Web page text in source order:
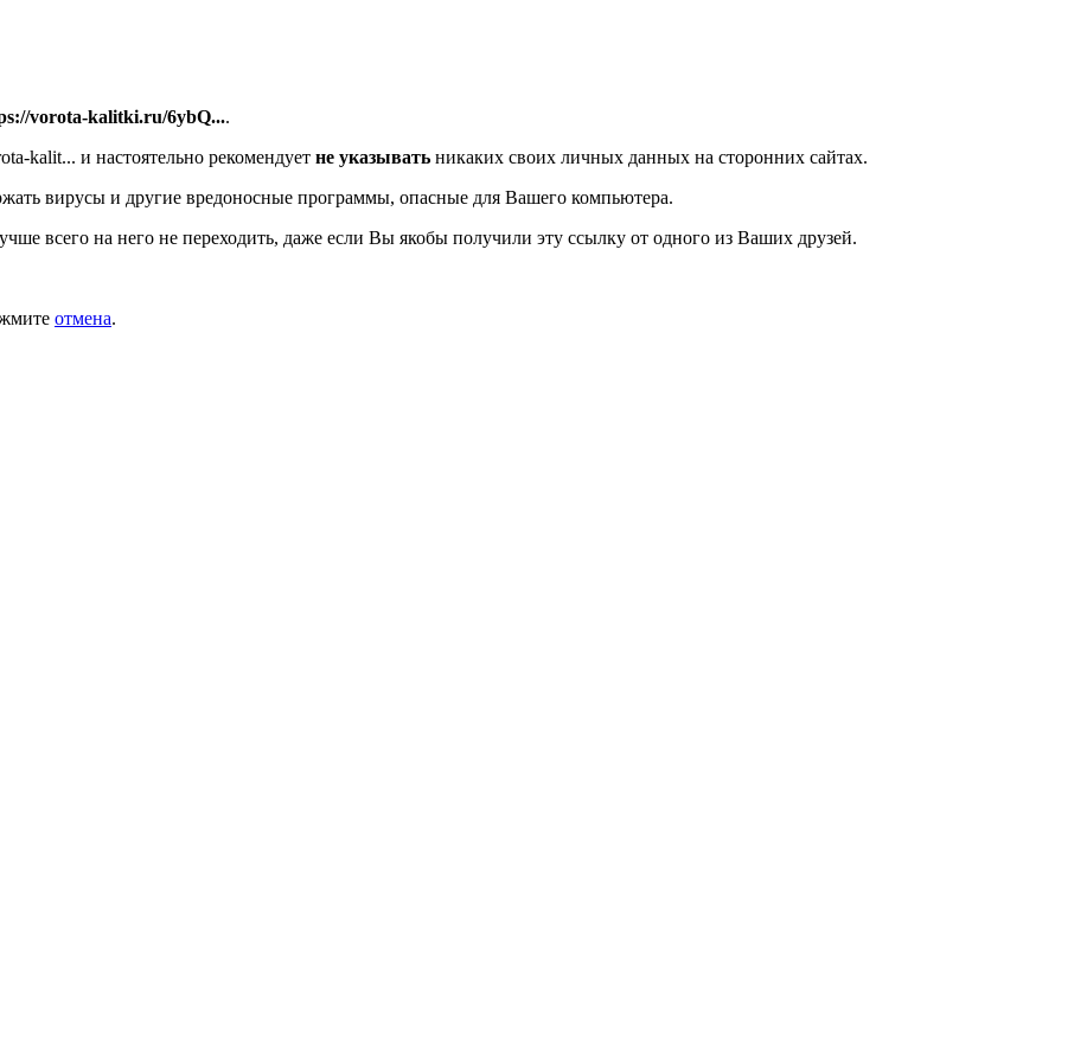
vorota-kalitki.ru/6ybQ....
kalit... и настоятельно рекомендует не указывать никаких своих личных данных на сторонних сайтах.
вирусы и другие вредоносные программы, опасные для Вашего компьютера.
всего на него не переходить, даже если Вы якобы получили эту ссылку от одного из Ваших друзей.
отмена.